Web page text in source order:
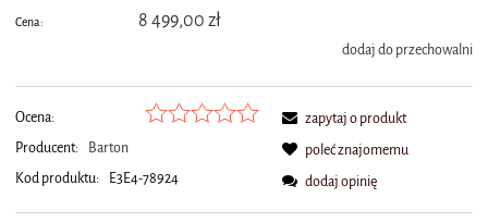
Cena: 8 499,00 zł
dodaj do przechowalni
Ocena:
Producent:
Barton
Kod produktu:
E3E4-78924
zapytaj o produkt
poleć znajomemu
dodaj opinię